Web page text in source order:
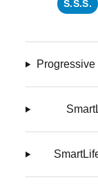
S.S.S.
Progressive